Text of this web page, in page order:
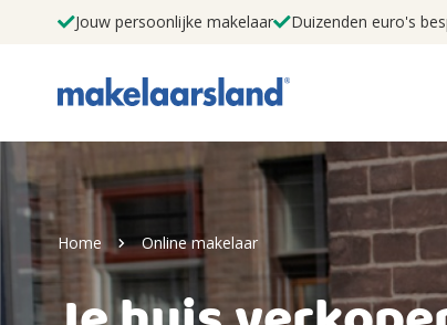
Jouw persoonlijke makelaar Duizenden euro's
Home Online makelaar